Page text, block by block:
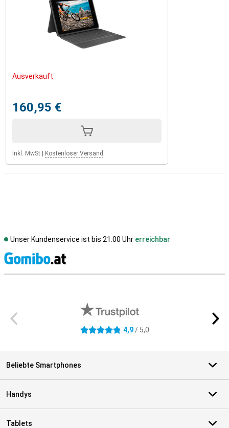
Ausverkauft
160,95 €
Inkl. MwSt Kostenloser Versand
Unser Kundenservice ist bis 21.00 Uhr erreichbar
4.9 Sterne 4,9/ 5,0
Beliebte Smartphones
Handys
Tablets